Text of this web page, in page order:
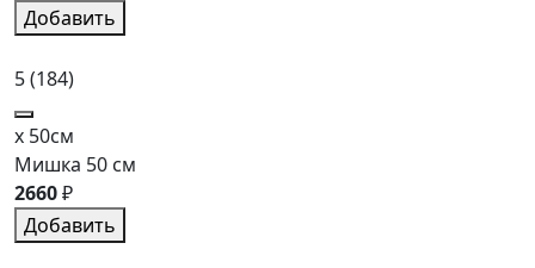
Добавить
5(184)
x 50см
Мишка 50 см
2660₽
Добавить